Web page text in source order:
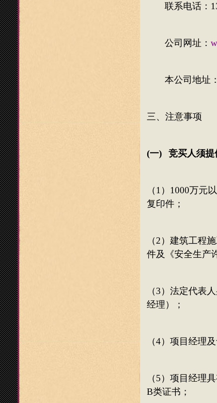
联系电话：
公司网址：
本公司地址
三、注意事项
(一) 竞买人须提
（1 ） 1000万元
复印件；
（2）建筑工程
件及《安全生产
（3）法定代表
经理）；
（4）项目经理
（5）项目经理
B类证书 ；